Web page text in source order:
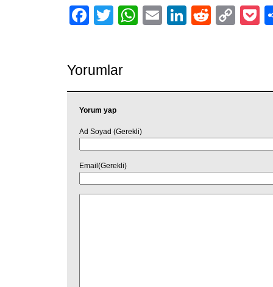
Facebook
TwitterWhatsApp
EmailLinkedIn
Reddit
Yorumlar
Yorum yap
Ad Soyad (Gerekli)
Email(Gerekli)